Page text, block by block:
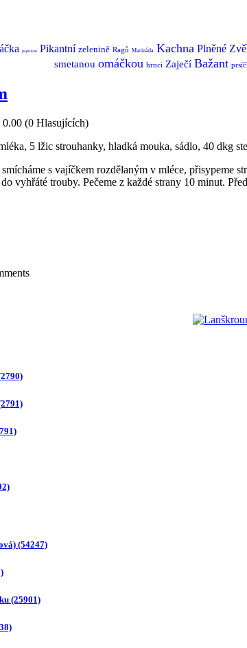
paprikou Pikantní zelenině Ragů Marináda Kachna Plněné
smetanou omáčkou hrnci Zaječí Bažant
(0 Hlasujících)
5 lžic strouhanky, hladká mouka, sádlo, 40 dkg
s vajíčkem rozdělaným v mléce, přisypeme
vyhřáté trouby. Pečeme z každé strany 10 minut.
(54247)
(25901)